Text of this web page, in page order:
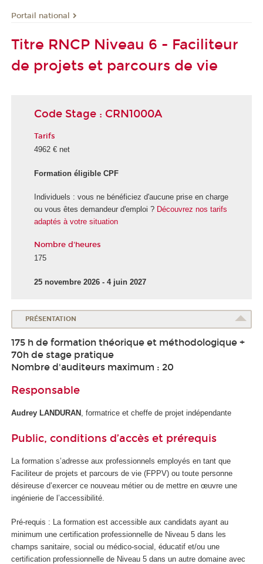
Portail national
Titre RNCP Niveau 6 - Faciliteur
de projets et parcours de vie
Code Stage : CRN1000A
Tarifs
4962 € net
Formation éligible CPF
Individuels : vous ne bénéficiez d'aucune prise en charge
ou vous êtes demandeur d'emploi ? Découvrez nos tarifs
adaptés à votre situation
Nombre d'heures
175
25 novembre 2026 - 4 juin 2027
PRÉSENTATION
175 h de formation théorique et méthodologique +
70h de stage pratique
Nombre d'auditeurs maximum : 20
Responsable
Audrey LANDURAN , formatrice et cheffe de projet indépendante
Public, conditions d’accès et prérequis
La formation s’adresse aux professionnels employés en tant que
Faciliteur de projets et parcours de vie (FPPV) ou toute personne
désireuse d’exercer ce nouveau métier ou de mettre en œuvre une
ingénierie de l’accessibilité.
Pré-requis : La formation est accessible aux candidats ayant au
minimum une certification professionnelle de Niveau 5 dans les
champs sanitaire, social ou médico-social, éducatif et/ou une
certification professionnelle de Niveau 5 dans un autre domaine avec